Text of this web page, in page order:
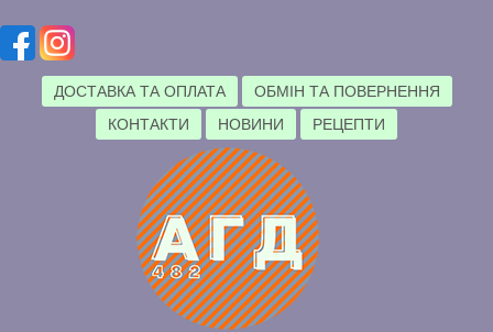
ДОСТАВКА ТА ОПЛАТА
ОБМІН ТА ПОВЕРНЕННЯ
КОНТАКТИ
НОВИНИ РЕЦЕПТИ